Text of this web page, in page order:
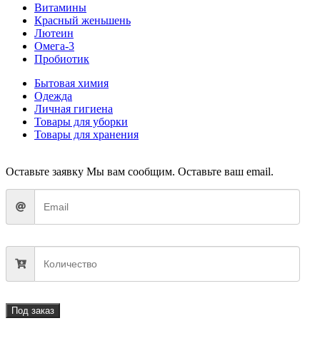
Витамины
Красный женьшень
Лютеин
Омега-3
Пробиотик
Бытовая химия
Одежда
Личная гигиена
Товары для уборки
Товары для хранения
Оставьте заявку Мы вам сообщим. Оставьте ваш email.
Под заказ